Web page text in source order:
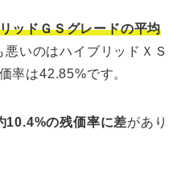
ッドＧＳグレードの平均
悪いのはハイブリッドＸＳ
率は42.85%です。
10.4%の残価率に差があり